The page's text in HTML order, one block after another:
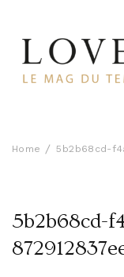
Home 5b2b68cd-
5b2b68cd-